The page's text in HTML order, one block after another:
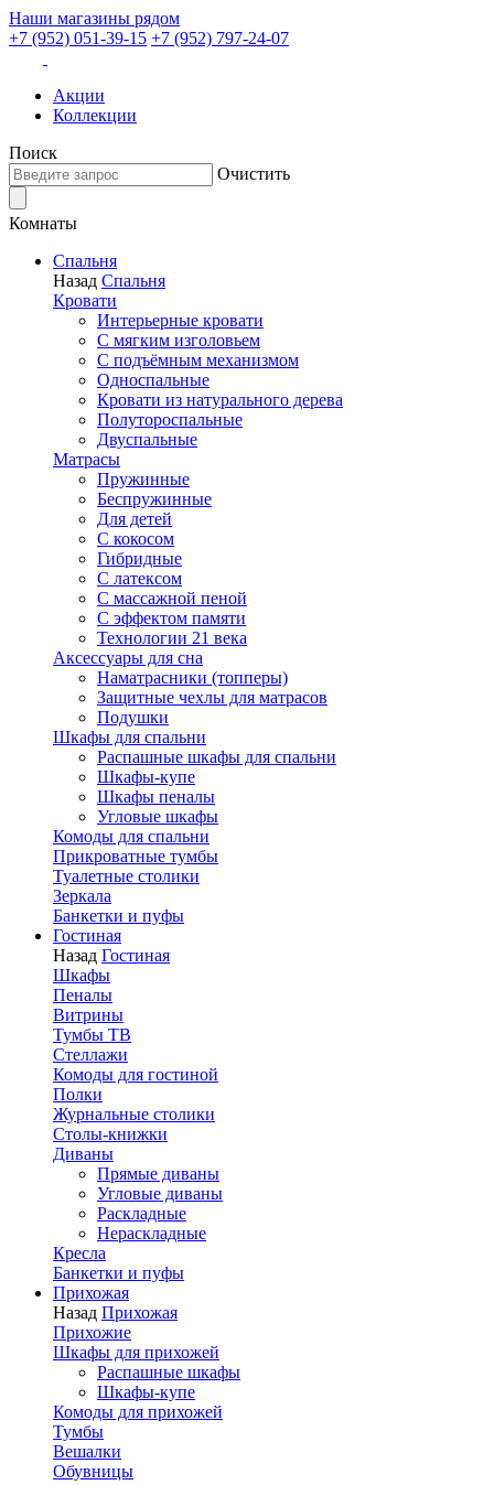
Наши магазины рядом
+7 (952) 051-39-15 +7 (952) 797-24-07
Акции
Коллекции
Поиск
Очистить
Комнаты
Спальня
Назад Спальня
Кровати
Интерьерные кровати
С мягким изголовьем
С подъёмным механизмом
Односпальные
Кровати из натурального дерева
Полутороспальные
Двуспальные
Матрасы
Пружинные
Беспружинные
Для детей
C кокосом
Гибридные
С латексом
С массажной пеной
С эффектом памяти
Технологии 21 века
Аксессуары для сна
Наматрасники (топперы)
Защитные чехлы для матрасов
Подушки
Шкафы для спальни
Распашные шкафы для спальни
Шкафы-купе
Шкафы пеналы
Угловые шкафы
Комоды для спальни
Прикроватные тумбы
Туалетные столики
Зеркала
Банкетки и пуфы
Гостиная
Назад Гостиная
Шкафы
Пеналы
Витрины
Тумбы ТВ
Стеллажи
Комоды для гостиной
Полки
Журнальные столики
Столы-книжки
Диваны
Прямые диваны
Угловые диваны
Раскладные
Нераскладные
Кресла
Банкетки и пуфы
Прихожая
Назад Прихожая
Прихожие
Шкафы для прихожей
Распашные шкафы
Шкафы-купе
Комоды для прихожей
Тумбы
Вешалки
Обувницы